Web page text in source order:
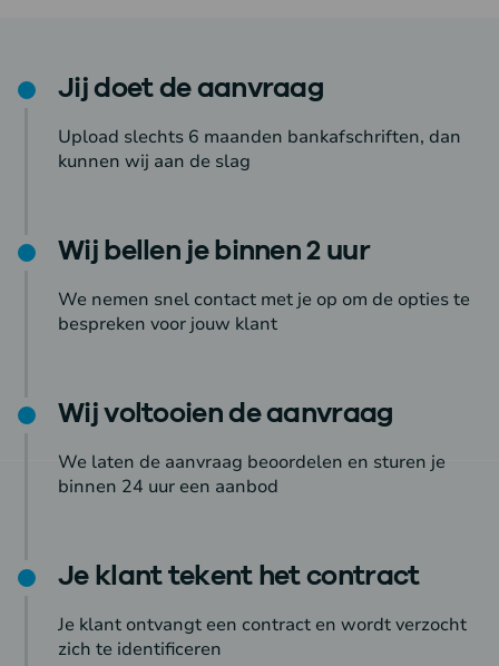
Jij doet de aanvraag
Upload slechts 6 maanden bankafschriften, dan
kunnen wij aan de slag
Wij bellen je binnen 2 uur
We nemen snel contact met je op om de opties te
bespreken voor jouw klant
Wij voltooien de aanvraag
We laten de aanvraag beoordelen en sturen je
binnen 24 uur een aanbod
Je klant tekent het contract
Je klant ontvangt een contract en wordt verzocht
zich te identificeren